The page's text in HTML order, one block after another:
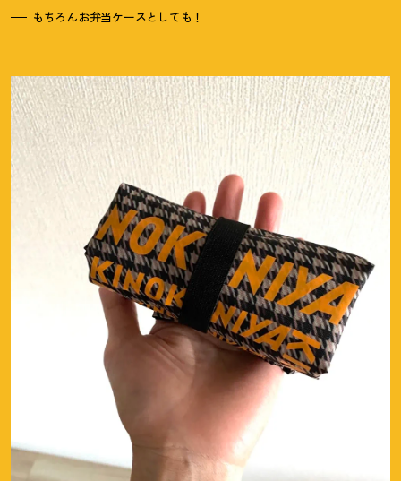
もちろんお弁当ケースとしても ！